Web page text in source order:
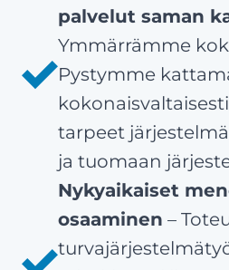
palvelut saman
Ymmärrämme
Pystymme
tarpeet
ja tuomaan
Nykyaikaiset
osaaminen –